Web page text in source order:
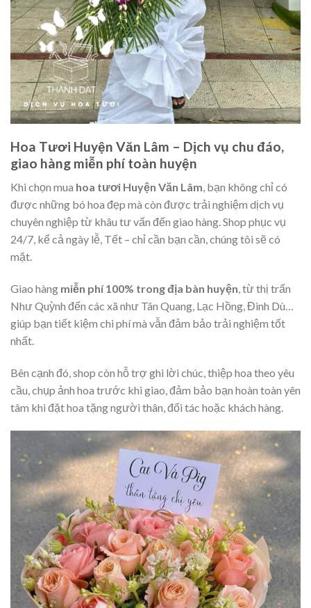
Hoa Tươi Huyện Văn Lâm – Dịch vụ chu đáo,
giao hàng miễn phí toàn huyện
Khi chọn mua hoa tươi Huyện Văn Lâm, bạn không chỉ có
được những bó hoa đẹp mà còn được trải nghiệm dịch vụ
chuyên nghiệp từ khâu tư vấn đến giao hàng. Shop phục vụ
24/7, kể cả ngày lễ, Tết – chỉ cần bạn cần, chúng tôi sẽ có
mặt.
Giao hàng miễn phí 100% trong địa bàn huyện, từ thị trấn
Như Quỳnh đến các xã như Tân Quang, Lạc Hồng, Đình Dù…
giúp bạn tiết kiệm chi phí mà vẫn đảm bảo trải nghiệm tốt
nhất.
Bên cạnh đó, shop còn hỗ trợ ghi lời chúc, thiệp hoa theo yêu
cầu, chụp ảnh hoa trước khi giao, đảm bảo bạn hoàn toàn yên
tâm khi đặt hoa tặng người thân, đối tác hoặc khách hàng.